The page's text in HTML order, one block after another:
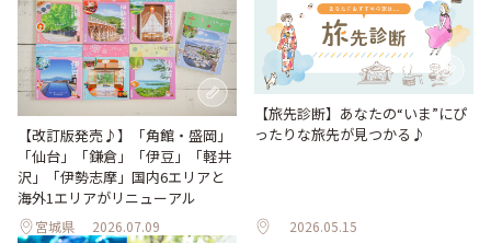
【改訂版発売♪】「角館・盛岡」
「仙台」「鎌倉」「伊豆」「軽井
沢」「伊勢志摩」国内6エリアと
海外1エリアがリニューアル
宮城県 2026.07.09
【旅先診断】あなたの“いま”にぴ
ったりな旅先が見つかる♪
2026.05.15